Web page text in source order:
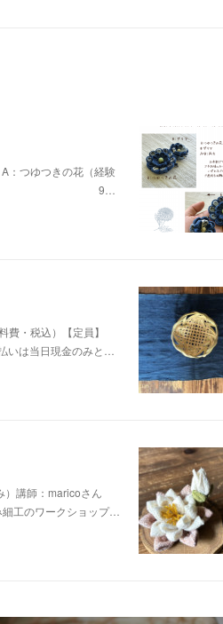
：つゆつきの花（経験
両方 9…
費・税込）【定員】
は当日現金のみと…
）講師：maricoさん
工のワークショップ…